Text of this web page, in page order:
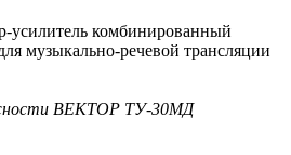
комбинированный
музыкально-речевой трансляции
ВЕКТОР ТУ-30МД